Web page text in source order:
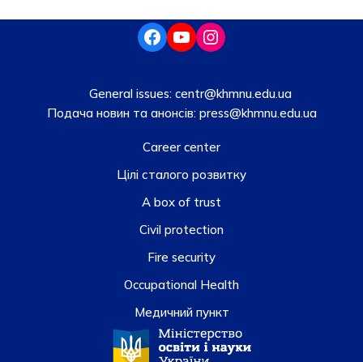
General issues: centr@khmnu.edu.ua
Подача новин та анонсів:press@khmnu.edu.ua
Career center
Цілі сталого розвитку
A box of trust
Civil protection
Fire security
Occupational Health
Медичний пункт